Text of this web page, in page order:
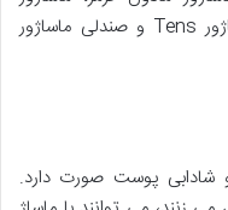
تفنگی، ماساژور صورت، ماساژور پا، ماساژور Tens و صندلی ماساژور
شادابی پوست صورت دارد.